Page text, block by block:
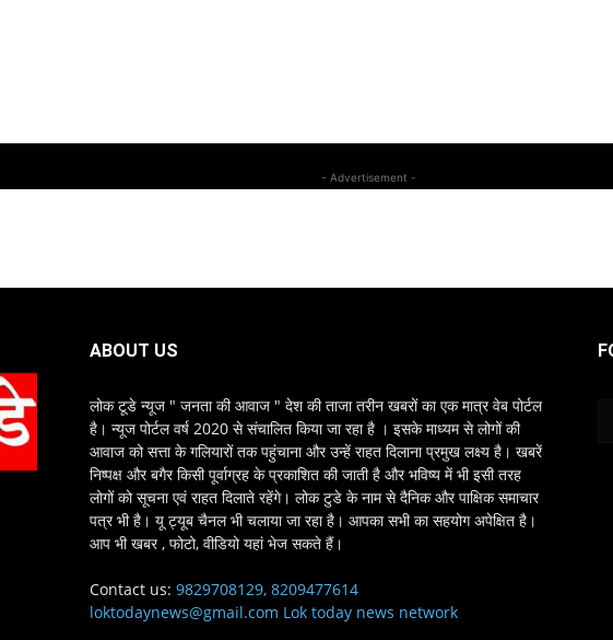
- Advertisement -
ABOUT US
लोक टूडे न्यूज " जनता की आवाज " देश की ताजा तरीन खबरों का एक मात्र वेब पोर्टल
है। न्यूज पोर्टल वर्ष 2020 से संचालित किया जा रहा है । इसके माध्यम से लोगों की
आवाज को सत्ता के गलियारों तक पहुंचाना और उन्हें राहत दिलाना प्रमुख लक्ष्य है। खबरें
निष्पक्ष और बगैर किसी पूर्वाग्रह के प्रकाशित की जाती है और भविष्य में भी इसी तरह
लोगों को सूचना एवं राहत दिलाते रहेंगे। लोक टुडे के नाम से दैनिक और पाक्षिक समाचार
पत्र भी है। यू ट्यूब चैनल भी चलाया जा रहा है। आपका सभी का सहयोग अपेक्षित है।
आप भी खबर , फोटो, वीडियो यहां भेज सकते हैं।
Contact us: 9829708129, 8209477614
loktodaynews@gmail.com Lok today news network